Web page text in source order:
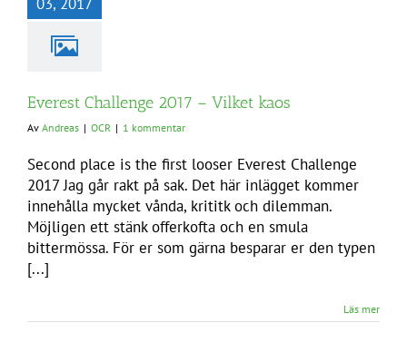
Everest Challenge 2017 – Vilket kaos
Av Andreas | OCR | 1 kommentar
Second place is the first looser Everest Challenge
2017 Jag går rakt på sak. Det här inlägget kommer
innehålla mycket vånda, krititk och dilemman.
Möjligen ett stänk offerkofta och en smula
bittermössa. För er som gärna besparar er den typen
[...]
Läs mer